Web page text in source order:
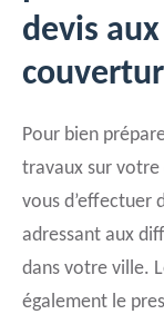
devis
Pour bien
travaux sur
vous d’effectuer
adressant aux
dans votre ville.
également le